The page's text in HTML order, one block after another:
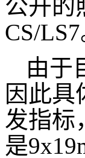
公开的
CS/LS7
由于
因此具
发指标
是